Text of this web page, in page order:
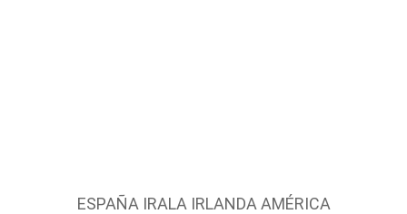
ESPAÑA IRALA IRLANDA AMÉRICA